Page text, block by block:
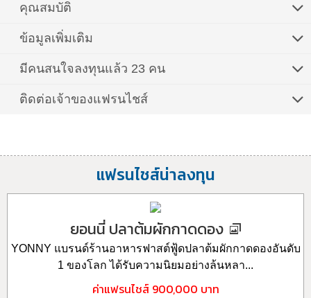
คุณสมบัติ
ข้อมูลเพิ่มเติม
มีคนสนใจลงทุนแล้ว 23 คน
ติดต่อเจ้าของแฟรนไชส์
แฟรนไชส์น่าลงทุน
ยอนนี่ ปลาต้มผักกาดดอง
YONNY แบรนด์ร้านอาหารฟาสต์ฟู้ดปลาต้มผักกาดดองอันดับ
1 ของโลก ได้รับความนิยมอย่างล้นหลา...
ค่าแฟรนไชส์ 900,000 บาท